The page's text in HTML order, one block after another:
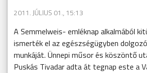
2011. JÚLIUS 01., 15:13
A Semmelweis- emléknap alkalmából
ismerték el az egészségügyben
munkáját. Ünnepi műsor és köszöntő
Puskás Tivadar adta át tegnap este a